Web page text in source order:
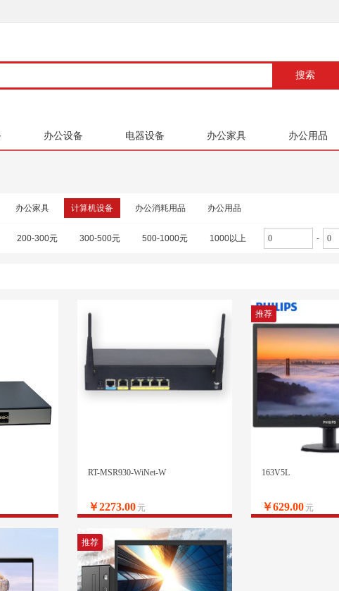
办公设备 电器设备 办公家具 办公用品
办公家具 计算机设备 办公消耗用品 办公用品
200-300元 300-500元 500-1000元 1000以上 -
RT-MSR930-WiNet-W
￥2273.00 元
推荐
163V5L
￥629.00 元
推荐